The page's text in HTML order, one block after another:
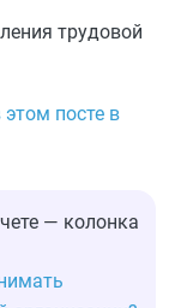
трудовой
этом посте в
— колонка